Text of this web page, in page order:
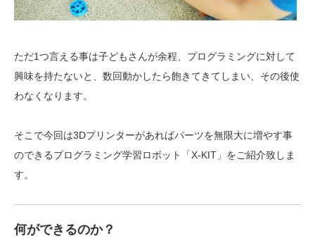
ただ1つ言える事は子どもさんが余程、プログラミングに対して
興味を持たないと、数回動かしたら飽きてきてしまい、その後使
わなくなります。
そこで今回は3Dプリンターがあればパーツを無限大に増やす事
のできるプログラミング学習ロボット「X-KIT」をご紹介致しま
す。
何ができるのか？